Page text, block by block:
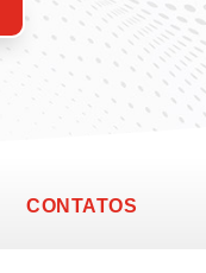
CONTATOS